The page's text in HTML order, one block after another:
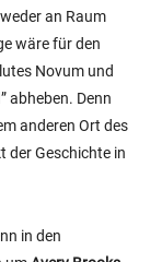
an Raum
wäre für den
Novum und
abheben. Denn
anderen Ort des
der Geschichte in
in den